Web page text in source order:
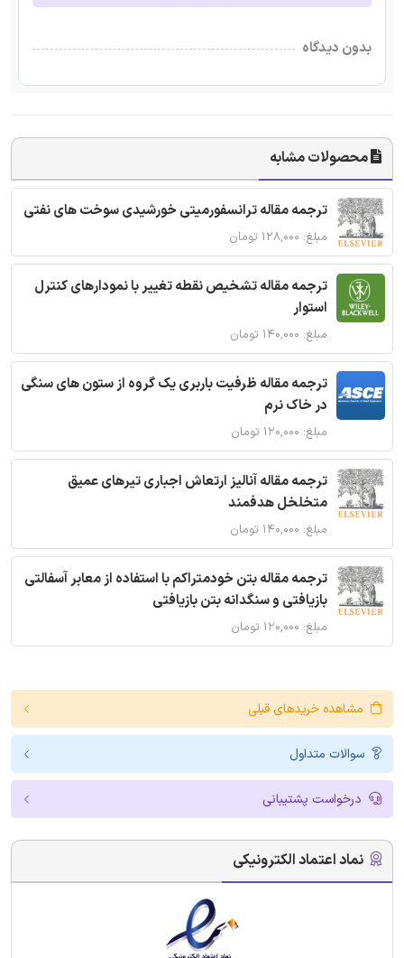
بدون دیدگاه
محصولات مشابه
ترجمه مقاله ترانسفورمیتی خورشیدی سوخت های نفتی
مبلغ: ۱۲۸,۰۰۰ تومان
ترجمه مقاله تشخیص نقطه تغییر با نمودارهای کنترل
استوار
مبلغ: ۱۴۰,۰۰۰ تومان
ترجمه مقاله ظرفیت باربری یک گروه از ستون های سنگی
در خاک نرم
مبلغ: ۱۲۰,۰۰۰ تومان
ترجمه مقاله آنالیز ارتعاش اجباری تیرهای عمیق
متخلخل هدفمند
مبلغ: ۱۴۰,۰۰۰ تومان
ترجمه مقاله بتن خودمتراکم با استفاده از معابر آسفالتی
بازیافتی و سنگدانه بتن بازیافتی
مبلغ: ۱۲۰,۰۰۰ تومان
مشاهده خریدهای قبلی
سوالات متداول
درخواست پشتیبانی
نماد اعتماد الکترونیکی